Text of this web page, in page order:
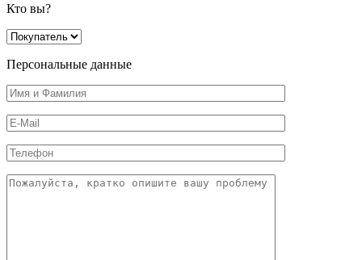
Кто вы?
Персональные данные